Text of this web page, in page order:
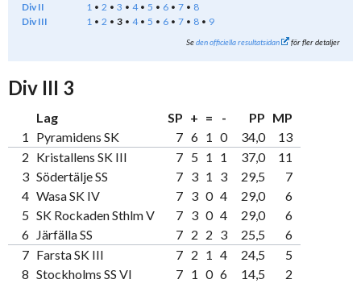
Div II
1 2 3 4 5 6 7
8
Div III
1 2 3 4 5 6 7 8 9
Seden officiella resultatsidan för fler detaljer
Div III 3
Lag SP + = - PP MP
1
Pyramidens SK 7 6 1 0 34,0
13
2 Kristallens SK III 7 5 1 1 37,0
11
3 Södertälje SS 7 3 1 3 29,5
7
4 Wasa SK IV 7 3 0 4 29,0
6
5 SK Rockaden Sthlm V 7 3 0 4 29,0
6
6 Järfälla SS 7 2 2 3 25,5
6
7 Farsta SK III 7 2 1 4 24,5
5
8 Stockholms SS VI 7 1 0 6 14,5 2